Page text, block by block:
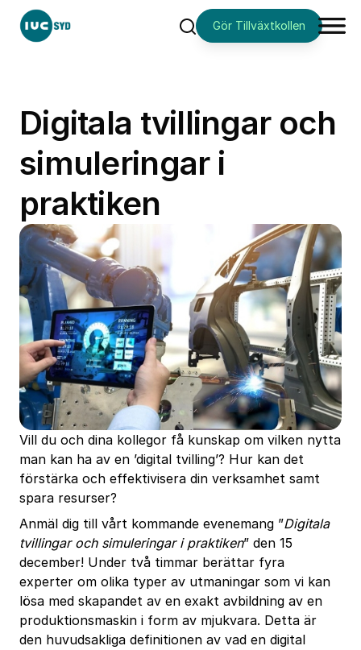
SökGör Tillväxtkollen
Digitala tvillingar och
simuleringar i
praktiken
Vill du och dina kollegor få kunskap om vilken nytta
man kan ha av en ’digital tvilling’? Hur kan det
förstärka och effektivisera din verksamhet samt
spara resurser?
Anmäl dig till vårt kommande evenemang ”Digitala
tvillingar och simuleringar i praktiken” den 15
december! Under två timmar berättar fyra
experter om olika typer av utmaningar som vi kan
lösa med skapandet av en exakt avbildning av en
produktionsmaskin i form av mjukvara. Detta är
den huvudsakliga definitionen av vad en digital